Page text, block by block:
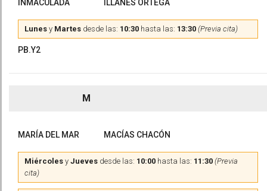
INMACULADA ILLANES ORTEGA
Lunes y Martes desde las: 10:30 hasta las: 13:30 (Previa cita)
PB.Y2
M
MARÍA DEL MAR MACÍAS CHACÓN
Miércoles y Jueves desde las: 10:00 hasta las: 11:30 (Previa
cita)